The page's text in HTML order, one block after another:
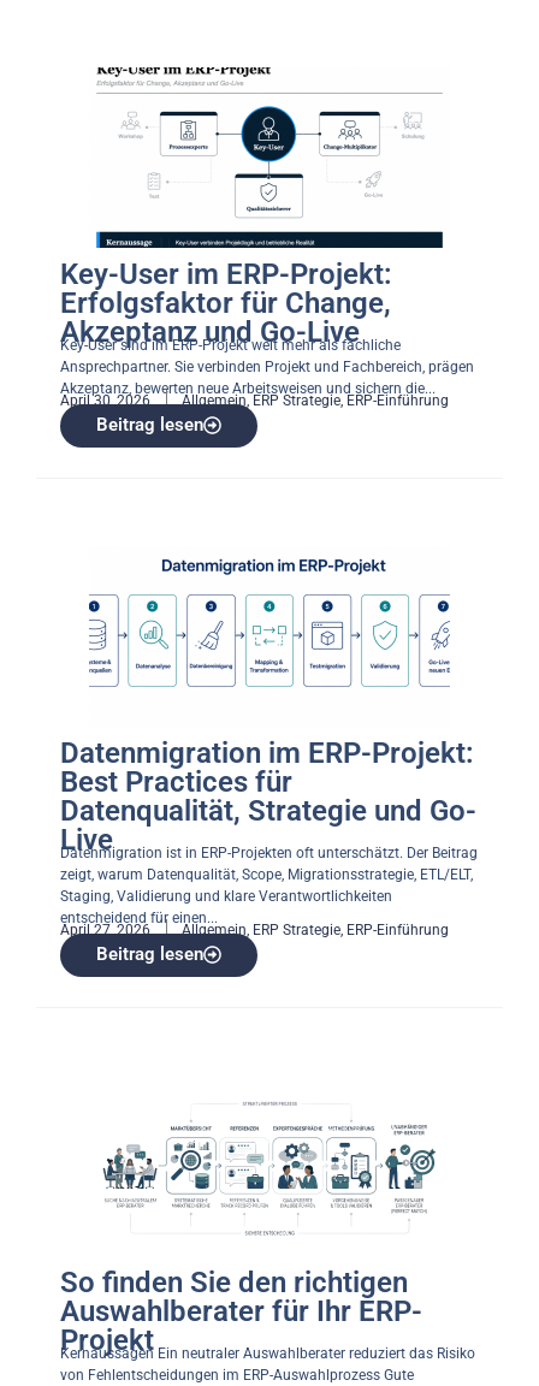
Key-User im ERP-Projekt:
Erfolgsfaktor für Change,
Akzeptanz und Go-Live
Key-User sind im ERP-Projekt weit mehr als fachliche
Ansprechpartner. Sie verbinden Projekt und Fachbereich, prägen
Akzeptanz, bewerten neue Arbeitsweisen und sichern die...
April 30, 2026 Allgemein ERP Strategie ERP-Einführung
Beitrag lesen
Datenmigration im ERP-Projekt:
Best Practices für
Datenqualität, Strategie und Go-
Live
Datenmigration ist in ERP-Projekten oft unterschätzt. Der Beitrag
zeigt, warum Datenqualität, Scope, Migrationsstrategie, ETL/ELT,
Staging, Validierung und klare Verantwortlichkeiten
entscheidend für einen...
April 27, 2026 Allgemein ERP Strategie ERP-Einführung
Beitrag lesen
So finden Sie den richtigen
Auswahlberater für Ihr ERP-
Projekt
Kernaussagen Ein neutraler Auswahlberater reduziert das Risiko
von Fehlentscheidungen im ERP-Auswahlprozess Gute